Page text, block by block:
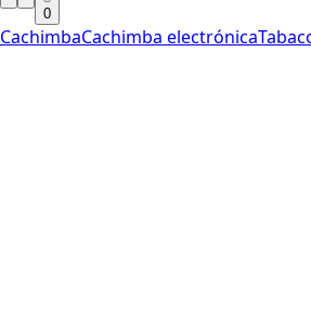
0
CachimbaCachimba electrónica